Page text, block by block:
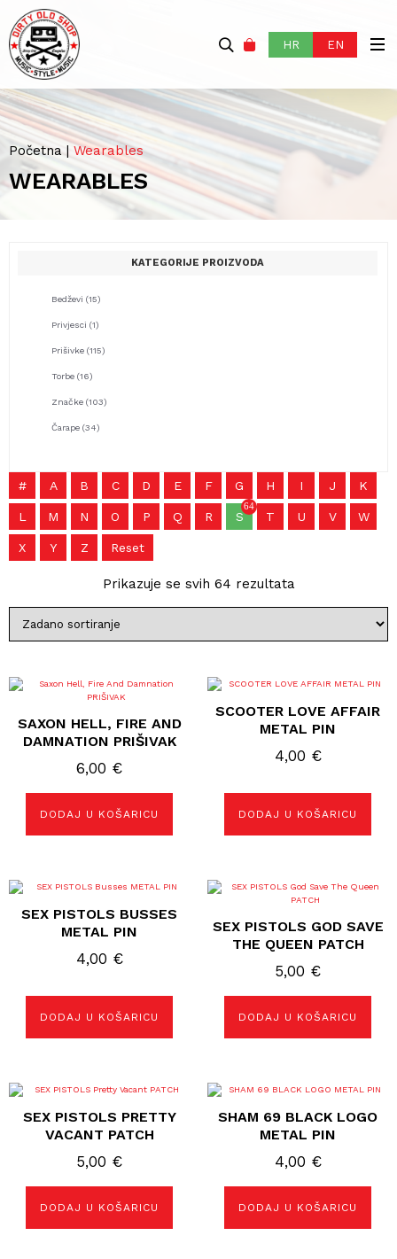
HR EN
Početna| Wearables
WEARABLES
KATEGORIJE PROIZVODA
Bedževi (15)
Privjesci (1)
Prišivke (115)
Torbe (16)
Značke (103)
Čarape (34)
# A B C D E F G H I J K
L M N O P Q R S
64
T U V W
X Y Z Reset
Prikazuje se svih 64 rezultata
SAXON HELL, FIRE AND
DAMNATION PRIŠIVAK
6,00 €
DODAJ U KOŠARICU
SCOOTER LOVE AFFAIR
METAL PIN
4,00 €
DODAJ U KOŠARICU
SEX PISTOLS BUSSES
METAL PIN
4,00 €
DODAJ U KOŠARICU
SEX PISTOLS GOD SAVE
THE QUEEN PATCH
5,00 €
DODAJ U KOŠARICU
SEX PISTOLS PRETTY
VACANT PATCH
5,00 €
DODAJ U KOŠARICU
SHAM 69 BLACK LOGO
METAL PIN
4,00 €
DODAJ U KOŠARICU